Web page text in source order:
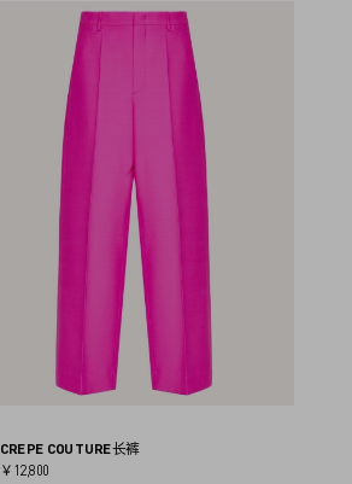
CREPE COUTURE长裤
￥12,800